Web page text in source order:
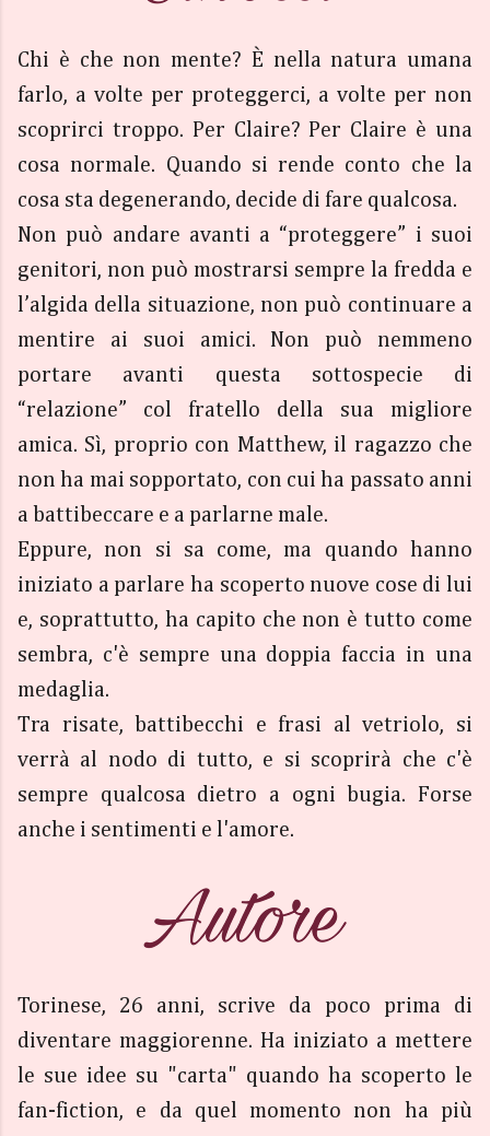
Chi è che non mente? È nella natura umana
farlo, a volte per proteggerci, a volte per non
scoprirci troppo. Per Claire? Per Claire è una
cosa normale. Quando si rende conto che la
cosa sta degenerando, decide di fare qualcosa.
Non può andare avanti a “proteggere” i suoi
genitori, non può mostrarsi sempre la fredda e
l’algida della situazione, non può continuare a
mentire ai suoi amici. Non può nemmeno
portare avanti questa sottospecie di
“relazione” col fratello della sua migliore
amica. Sì, proprio con Matthew, il ragazzo che
non ha mai sopportato, con cui ha passato anni
a battibeccare e a parlarne male.
Eppure, non si sa come, ma quando hanno
iniziato a parlare ha scoperto nuove cose di lui
e, soprattutto, ha capito che non è tutto come
sembra, c'è sempre una doppia faccia in una
medaglia.
Tra risate, battibecchi e frasi al vetriolo, si
verrà al nodo di tutto, e si scoprirà che c'è
sempre qualcosa dietro a ogni bugia. Forse
anche i sentimenti e l'amore.
Torinese, 26 anni, scrive da poco prima di
diventare maggiorenne. Ha iniziato a mettere
le sue idee su "carta" quando ha scoperto le
fan-fiction, e da quel momento non ha più